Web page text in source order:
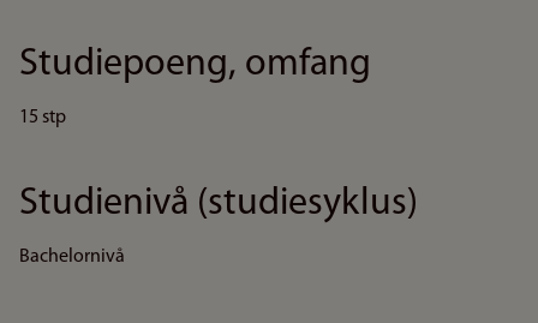
Studiepoeng, omfang
15 stp
Studienivå (studiesyklus)
Bachelornivå